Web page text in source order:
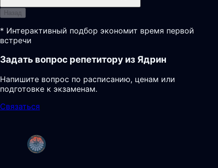
Назад
* Интерактивный подбор экономит время первой
встречи
Задать вопрос репетитору из Ядрин
Напишите вопрос по расписанию, ценам или
подготовке к экзаменам.
Связаться